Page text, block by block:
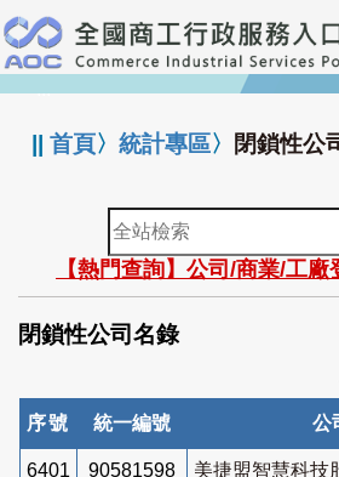
跳
到
主
要
:::
||首頁〉統計專區〉 閉鎖性公
全
站
檢
索
【熱門查詢】公司/商業/工廠
閉鎖性公司名錄
序號 統一編號 公
6401 90581598 美捷盟智慧科技